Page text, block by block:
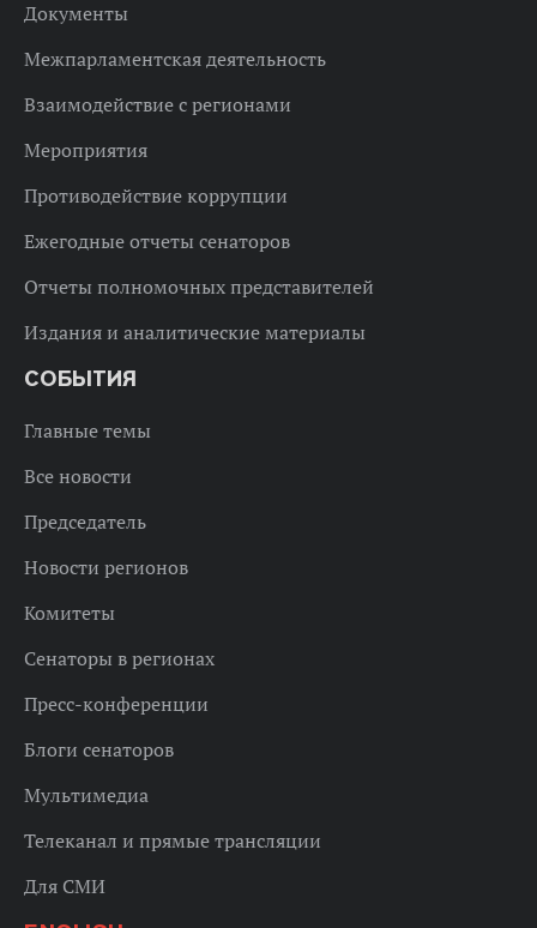
Документы
Межпарламентская деятельность
Взаимодействие с регионами
Мероприятия
Противодействие коррупции
Ежегодные отчеты сенаторов
Отчеты полномочных представителей
Издания и аналитические материалы
СОБЫТИЯ
Главные темы
Все новости
Председатель
Новости регионов
Комитеты
Сенаторы в регионах
Пресс-конференции
Блоги сенаторов
Мультимедиа
Телеканал и прямые трансляции
Для СМИ